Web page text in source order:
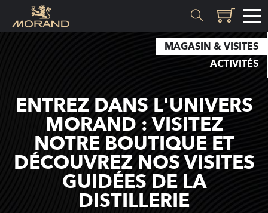
MATIÈRES
Valais
SAVOIR-FAIRE
Histoire
Distillation
MAGASIN & VISITES
ACTIVITÉS
ENTREZ DANS L'UNIVERS
MORAND : VISITEZ
NOTRE BOUTIQUE ET
DÉCOUVREZ NOS VISITES
GUIDÉES DE LA
DISTILLERIE